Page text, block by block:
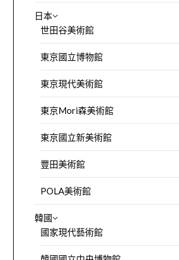
日本
世田谷美術館
東京國立博物館
東京現代美術館
東京Mori森美術館
東京國立新美術館
豐田美術館
POLA美術館
韓國
國家現代藝術館